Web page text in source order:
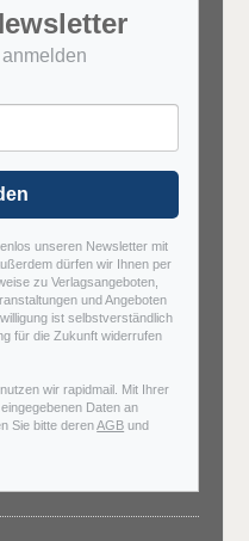
unseren Newsletter mit
dürfen wir Ihnen per
zu Verlagsangeboten,
und Angeboten
ist selbstverständlich
für die Zukunft widerrufen
wir rapidmail. Mit Ihrer
Daten an
Sie bitte derenAGB und